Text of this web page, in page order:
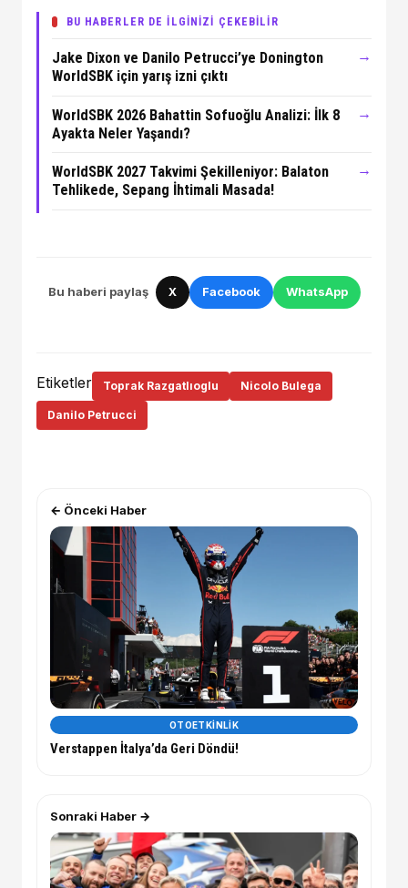
BU HABERLER DE İLGİNİZİ ÇEKEBİLİR
Jake Dixon ve Danilo Petrucci’ye Donington
WorldSBK için yarış izni çıktı
→
WorldSBK 2026 Bahattin Sofuoğlu Analizi: İlk 8
Ayakta Neler Yaşandı?
→
WorldSBK 2027 Takvimi Şekilleniyor: Balaton
Tehlikede, Sepang İhtimali Masada!
→
Bu haberi paylaş X Facebook WhatsApp
Etiketler Toprak Razgatlıoglu Nicolo Bulega
Danilo Petrucci
← Önceki Haber
OTOETKINLIK
Verstappen İtalya’da Geri Döndü!
Sonraki Haber →